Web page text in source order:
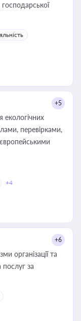
+5
екологічних
перевірками,
+4
+6
організації та
послуг за